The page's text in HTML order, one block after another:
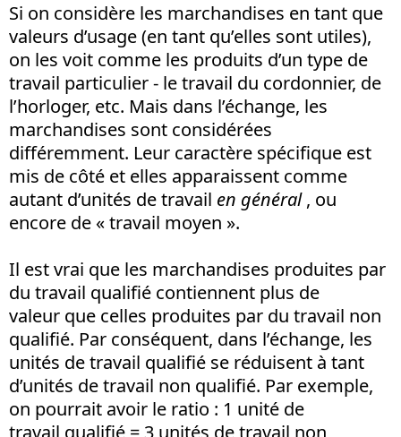
Si on considère les marchandises en tant que
valeurs d’usage (en tant qu’elles sont utiles),
on les voit comme les produits d’un type de
travail particulier - le travail du cordonnier, de
l’horloger, etc. Mais dans l’échange, les
marchandises sont considérées
différemment. Leur caractère spécifique est
mis de côté et elles apparaissent comme
autant d’unités de travail en général, ou
encore de « travail moyen ».
Il est vrai que les marchandises produites par
du travail qualifié contiennent plus de
valeur que celles produites par du travail non
qualifié. Par conséquent, dans l’échange, les
unités de travail qualifié se réduisent à tant
d’unités de travail non qualifié. Par exemple,
on pourrait avoir le ratio : 1 unité de
travail qualifié = 3 unités de travail non